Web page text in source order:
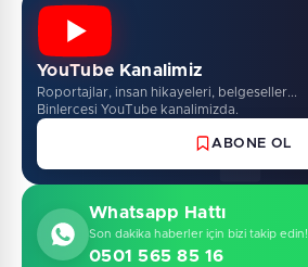
YouTube Kanalimiz
Roportajlar, insan hikayeleri, belgeseller...
Binlercesi YouTube kanalimizda.
ABONE OL
Whatsapp Hattı
Son dakika haberler için bizi takip edin!
0501 565 85 16